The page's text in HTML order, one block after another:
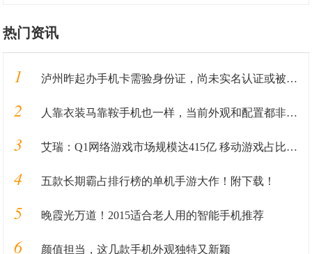
热门资讯
1 泸州昨起办手机卡需验身份证，尚未实名认证或被停机
2 人靠衣装马靠鞍手机也一样，当前外观和配置都非常漂亮的旗舰手机
3 艾瑞：Q1网络游戏市场规模达415亿 移动游戏占比过半
4 五款长期霸占排行榜的单机手游大作！附下载！
5 晚霞光万道！2015适合老人用的智能手机推荐
6 颜值担当，这几款手机外观独特又新颖